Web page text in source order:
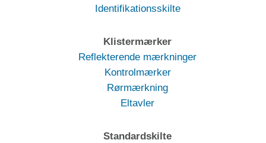
Identifikationsskilte
Klistermærker
Reflekterende mærkninger
Kontrolmærker
Rørmærkning
Eltavler
Standardskilte